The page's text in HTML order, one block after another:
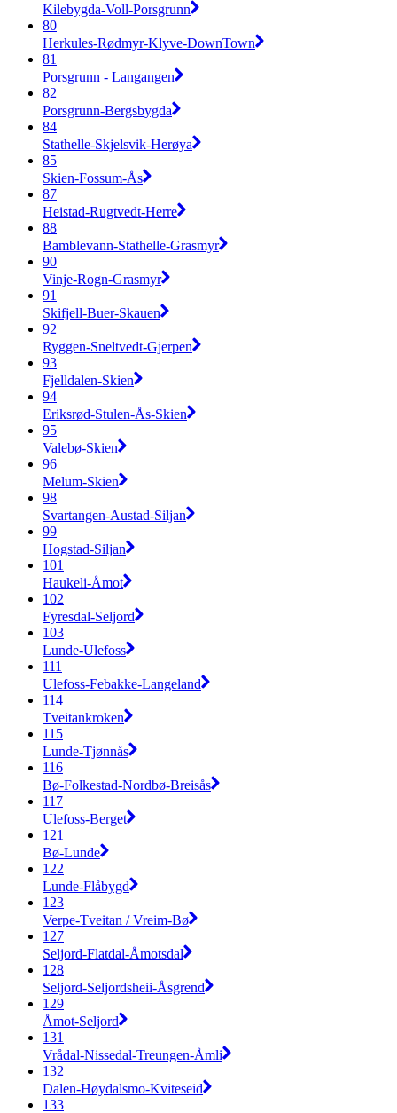
Kilebygda-Voll-Porsgrunn
80
Herkules-Rødmyr-Klyve-DownTown
81
Porsgrunn - Langangen
82
Porsgrunn-Bergsbygda
84
Stathelle-Skjelsvik-Herøya
85
Skien-Fossum-Ås
87
Heistad-Rugtvedt-Herre
88
Bamblevann-Stathelle-Grasmyr
90
Vinje-Rogn-Grasmyr
91
Skifjell-Buer-Skauen
92
Ryggen-Sneltvedt-Gjerpen
93
Fjelldalen-Skien
94
Eriksrød-Stulen-Ås-Skien
95
Valebø-Skien
96
Melum-Skien
98
Svartangen-Austad-Siljan
99
Hogstad-Siljan
101
Haukeli-Åmot
102
Fyresdal-Seljord
103
Lunde-Ulefoss
111
Ulefoss-Febakke-Langeland
114
Tveitankroken
115
Lunde-Tjønnås
116
Bø-Folkestad-Nordbø-Breisås
117
Ulefoss-Berget
121
Bø-Lunde
122
Lunde-Flåbygd
123
Verpe-Tveitan / Vreim-Bø
127
Seljord-Flatdal-Åmotsdal
128
Seljord-Seljordsheii-Åsgrend
129
Åmot-Seljord
131
Vrådal-Nissedal-Treungen-Åmli
132
Dalen-Høydalsmo-Kviteseid
133